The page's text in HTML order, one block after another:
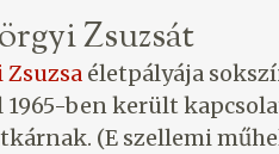
Zsuzsát
életpályája
ben került
(E szellemi